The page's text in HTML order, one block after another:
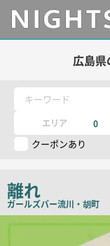
広島
キーワード
エリア 0
クーポンあり
離れ
ガールズバー流川・胡町
店